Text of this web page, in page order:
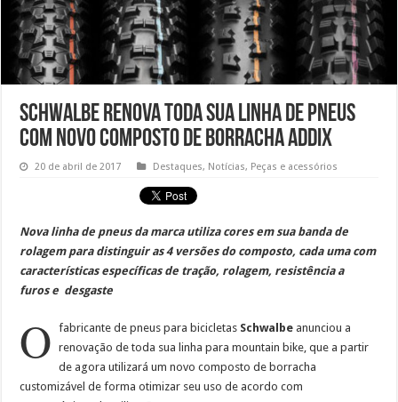
Schwalbe renova toda sua linha de pneus
com novo composto de borracha Addix
20 de abril de 2017 Destaques, Notícias, Peças e acessórios
Nova linha de pneus da marca utiliza cores em sua banda de
rolagem para distinguir as 4 versões do composto, cada uma com
características específicas de tração, rolagem, resistência a
furos e desgaste
O fabricante de pneus para bicicletas Schwalbe anunciou a
renovação de toda sua linha para mountain bike, que a partir
de agora utilizará um novo composto de borracha
customizável de forma otimizar seu uso de acordo com